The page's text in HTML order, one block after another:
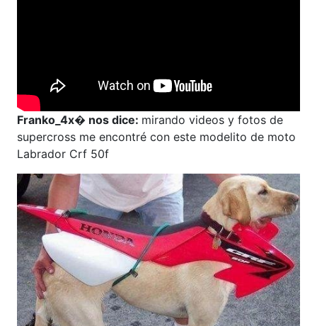
Franko_4x� nos dice: mirando videos y fotos de
supercross me encontré con este modelito de moto
Labrador Crf 50f